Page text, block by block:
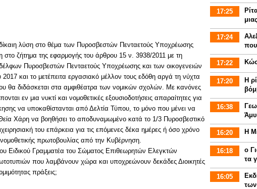
λύση στο θέμα των Πυροσβεστών Πενταετούς Υποχρέωσης
ζήτημα της εφαρμογής του άρθρου 15 ν. 3938/2011 με τη
Πυροσβεστών Πενταετούς Υποχρέωσης και των οικογενειών
και το μετέπειτα εργασιακό μέλλον τους εδόθη αργά τη νύχτα
θα διδάσκεται στα αμφιθέατρα των νομικών σχολών. Με κανόνες
εν μια νυκτί και νομοθετικές εξουσιοδοτήσεις απαραίτητες για
να υποκαθίστανται από Δελτία Τύπου, το μόνο που μένει να
Χάρη να βοηθήσει το αποδυναμωμένο κατά το 1/3 Πυροσβεστικό
του επάρκεια για τις επόμενες δέκα ημέρες ή όσο χρόνο
πρωτοβουλίας από την Κυβέρνηση.
Ειδικού Γραμματέα του Σώματος Επιθεωρητών Ελεγκτών
που λαμβάνουν χώρα και υποχρεώνουν δεκάδες Διοικητές
πράξεις;
17:25
17:24
17:22
17:20
Η
16:38
16:20 Η
16:18
ο
τα
16:05